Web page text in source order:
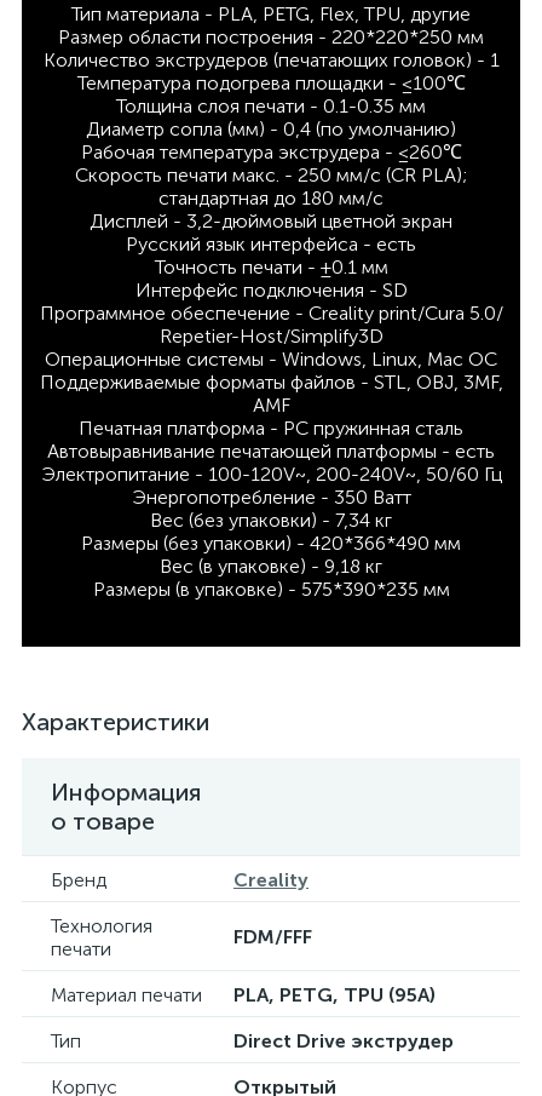
Тип материала - PLA, PETG, Flex, TPU, другие
Размер области построения - 220*220*250 мм
Количество экструдеров (печатающих головок) - 1
Температура подогрева площадки - ≤100℃
Толщина слоя печати - 0.1-0.35 мм
Диаметр сопла (мм) - 0,4 (по умолчанию)
Рабочая температура экструдера - ≤260℃
Скорость печати макс. - 250 мм/с (СR PLA);
стандартная до 180 мм/с
Дисплей - 3,2-дюймовый цветной экран
Русский язык интерфейса - есть
Точность печати - ±0.1 мм
Интерфейс подключения - SD
Программное обеспечение - Creality print/Cura 5.0/
Repetier-Host/Simplify3D
Операционные системы - Windows, Linux, Mac ОС
Поддерживаемые форматы файлов - STL, OBJ, 3MF,
AMF
Печатная платформа - PC пружинная сталь
Автовыравнивание печатающей платформы - есть
Электропитание - 100-120V~, 200-240V~, 50/60 Гц
Энергопотребление - 350 Ватт
Вес (без упаковки) - 7,34 кг
Размеры (без упаковки) - 420*366*490 мм
Вес (в упаковке) - 9,18 кг
Размеры (в упаковке) - 575*390*235 мм
Характеристики
Информация
о товаре
Бренд
Creality
Технология
печати
FDM/FFF
Материал печати
PLA, PETG, TPU (95A)
Тип
Direct Drive экструдер
Корпус
Открытый